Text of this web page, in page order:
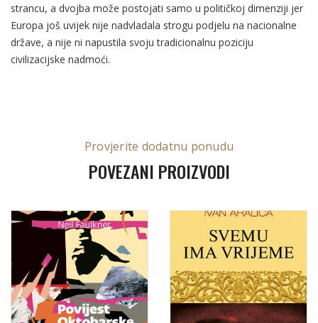
strancu, a dvojba može postojati samo u političkoj dimenziji jer
Europa još uvijek nije nadvladala strogu podjelu na nacionalne
države, a nije ni napustila svoju tradicionalnu poziciju
civilizacijske nadmoći.
Provjerite dodatnu ponudu
POVEZANI PROIZVODI